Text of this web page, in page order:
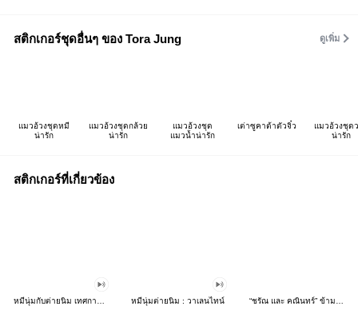
สติกเกอร์ชุดอื่นๆ ของ Tora Jung ดูเพิ่ม
แมวอ้วงชุดหมี
น่ารัก
แมวอ้วงชุดกล้วย
น่ารัก
แมวอ้วงชุด
แมวน้ำน่ารัก
เต่าซูคาต้าตัวจิ๋ว
แมวอ้วงชุด
น่ารัก
สติกเกอร์ที่เกี่ยวข้อง
หมีนุ่มกับต่ายนิ่ม เทศกาลแห่งความสุข หมีนุ่มต่ายนิ่ม : วาเลนไทน์ “ชรัณ และ คณินทร์” ข้ามฟ้าเคียงเธอ